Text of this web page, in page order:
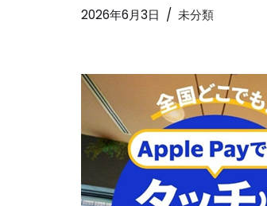
2026年6月3日 未分類